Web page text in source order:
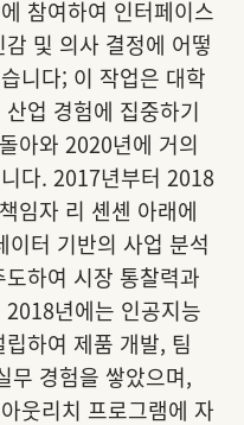
참여하여 인터페이스
및 의사 결정에 어떻
니다; 이 작업은 대학
업 경험에 집중하기
아와 2020년에 거의
다. 2017년부터 2018
임자 리 셴셴 아래에
터 기반의 사업 분석
하여 시장 통찰력과
년에는 인공지능
하여 제품 개발, 팀
무 경험을 쌓았으며,
웃리치 프로그램에 자